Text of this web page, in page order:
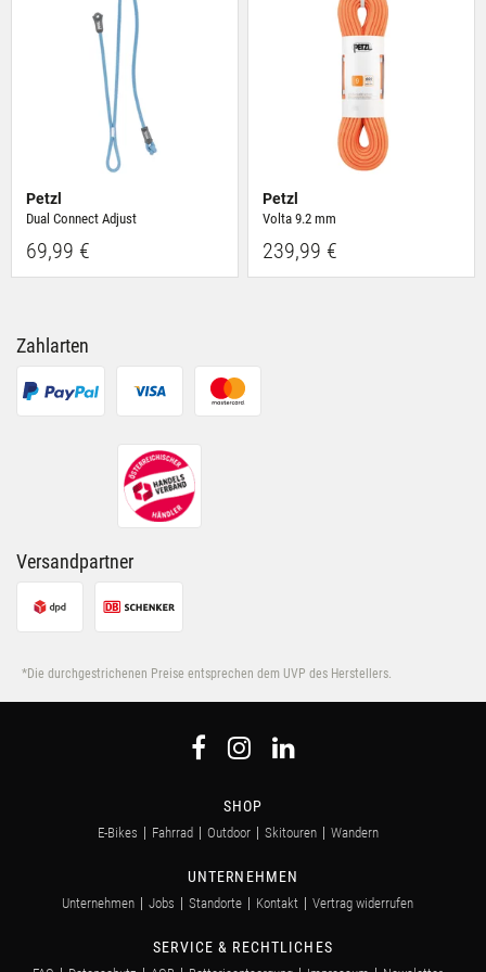
Nutzung der Dienste gesammelt haben.
Petzl
Dual Connect Adjust
69,99 €
Petzl
Volta 9.2 mm
239,99 €
Zahlarten
Versandpartner
*Die durchgestrichenen Preise entsprechen dem UVP des Herstellers.
SHOP
E-Bikes Fahrrad Outdoor Skitouren Wandern
UNTERNEHMEN
Unternehmen Jobs Standorte Kontakt Vertrag widerrufen
SERVICE & RECHTLICHES